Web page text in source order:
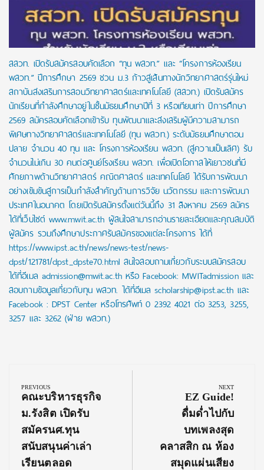
สสวท. เปิดรับสมัครสอบคัดเลือก “ทุน พสวท.” และ “โครงการห้องเรียน
พสวท.” ปีการศึกษา 2569 ชวน ม.3 ก้าวสู่เส้นทางนักวิทยาศาสตร์รุ่นใหม่
สถาบันส่งเสริมการสอนวิทยาศาสตร์และเทคโนโลยี (สสวท.) เปิดรับสมัคร
นักเรียนที่กำลังศึกษาอยู่ในชั้นมัธยมศึกษาปีที่ 3 หรือเทียบเท่า ปีการศึกษา
2569 สมัครสอบคัดเลือกเข้ารับ ทุนพัฒนาและส่งเสริมผู้มีความสามารถ
พิเศษทางวิทยาศาสตร์และเทคโนโลยี (ทุน พสวท.) ระดับมัธยมศึกษาตอน
ปลาย จำนวน 40 ทุน และ โครงการห้องเรียน พสวท. (สู่ความเป็นเลิศ) รับ
จำนวนไม่เกิน 30 คนต่อศูนย์โรงเรียน พสวท. เพื่อเปิดโอกาสให้เยาวชนที่มี
ศักยภาพด้านวิทยาศาสตร์ คณิตศาสตร์ และเทคโนโลยี ได้รับการพัฒนา
อย่างเข้มข้นสู่การเป็นกำลังสำคัญด้านการวิจัย นวัตกรรม และการพัฒนา
ประเทศในอนาคต โดยเปิดรับสมัครตั้งแต่วันนี้ถึง 31 สิงหาคม 2569 สมัคร
ได้ที่เว็บไซต์ www.mwit.ac.th ผู้สนใจสามารถอ่านรายละเอียดและคุณสมบัติ
ผู้สมัคร รวมถึงศึกษาประกาศรับสมัครของแต่ละโครงการ ได้ที่
https://www.ipst.ac.th/news/news-test/news-
dpst/121781/dpst_dpste70.html สนใจสอบถามเกี่ยวกับระบบสมัครสอบ
ได้ที่อีเมล admission@mwit.ac.th หรือ Facebook: MWITadmission และ
สอบถามข้อมูลเกี่ยวกับทุน พสวท. ได้ที่อีเมล scholarship@ipst.ac.th และ
Facebook : DPST Center หรือโทรศัพท์ 0 2392 4021 ต่อ 3253, 3255,
3257 และ 3262 (ฝ่าย พสวท.)
navigation
PREVIOUS
Previous
Post:
คณะบริหารธุรกิจ
ม.รังสิต เปิดรับ
สมัครนศ.ทุน
สนับสนุนค่าเล่า
เรียนตลอด
NEXT
Next
Post:
EZ Guide!
ดื่มด่ำไปกับ
บทเพลงสุด
คลาสสิก ณ ห้อง
สมุดแผ่นเสียง